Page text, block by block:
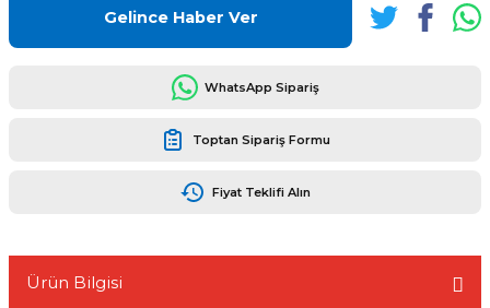
Gelince Haber Ver
WhatsApp Sipariş
Toptan Sipariş Formu
Fiyat Teklifi Alın
Ürün Bilgisi